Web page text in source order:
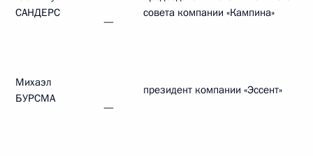
САНДЕРС
—
совета компании «Кампина»
Михаэл
БУРСМА
—
президент компании «Эссент»